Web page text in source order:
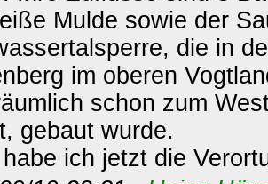
Mulde sowie der
die in
im oberen
schon zum
gebaut wurde.
ich jetzt die